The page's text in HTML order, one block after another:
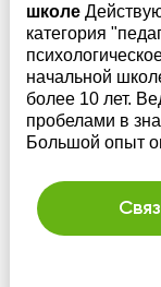
школе
категория
начальной
более 10 лет.
пробелами в
Большой опыт